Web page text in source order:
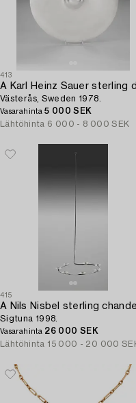
413
Västerås, Sweden 1978.
Vasarahinta5 000 SEK
Lähtöhinta 6 000 - 8 000 SEK
415
Sigtuna 1998.
Vasarahinta 26 000 SEK
Lähtöhinta 15 000 - 20 000